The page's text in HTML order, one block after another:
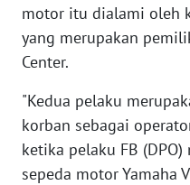
motor itu dialami oleh
yang merupakan
Center.
"Kedua pelaku
korban sebagai
ketika pelaku FB
sepeda motor Yamaha
WN
SERAMBI
JAMBI
WN
SULTRA